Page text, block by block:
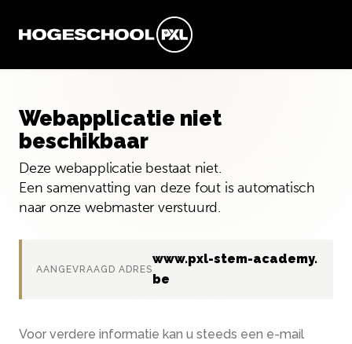
Webapplicatie niet
beschikbaar
Deze webapplicatie bestaat niet.
Een samenvatting van deze fout is automatisch
naar onze webmaster verstuurd.
AANGEVRAAGD ADRES
www.pxl-stem-academy.
be
Voor verdere informatie kan u steeds een e-mail